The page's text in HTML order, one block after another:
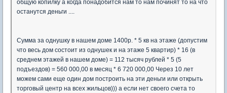
общую копилку а когда понадобится нам то нам починят то на что
останутся деньги ....
Сумма за однушку в нашем доме 1400р. * 5 кв на этаже (допустим
что весь дом состоит из однушек и на этаже 5 квартир) * 16 (в
среднем этажей в нашем доме) = 112 тысяч рублей * 5 (5
подъездов) = 560 000,00 в месяц * 6 720 000,00 Через 10 лет
можем сами еще один дом построить на эти деньги или открыть
торговый центр на всех жильцов))) а если нет своего счета то